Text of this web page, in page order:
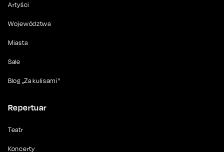
Artyści
Województwa
Miasta
Sale
Blog „Za kulisami”
Repertuar
Teatr
Koncerty